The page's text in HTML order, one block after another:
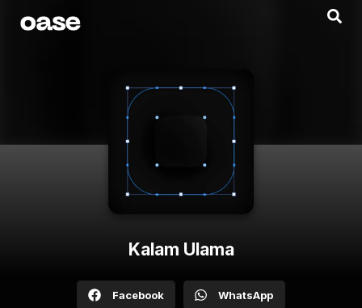
Kalam Ulama
Facebook WhatsApp